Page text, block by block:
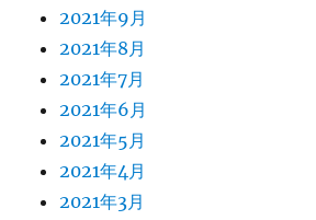
2021年9月
2021年8月
2021年7月
2021年6月
2021年5月
2021年4月
2021年3月